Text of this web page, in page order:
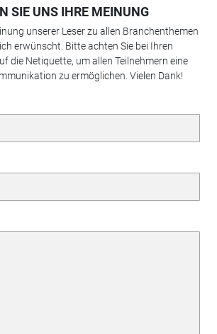
SIE UNS IHRE MEINUNG
unserer Leser zu allen Branchenthemen
erwünscht. Bitte achten Sie bei Ihren
die Netiquette, um allen Teilnehmern eine
zu ermöglichen. Vielen Dank!